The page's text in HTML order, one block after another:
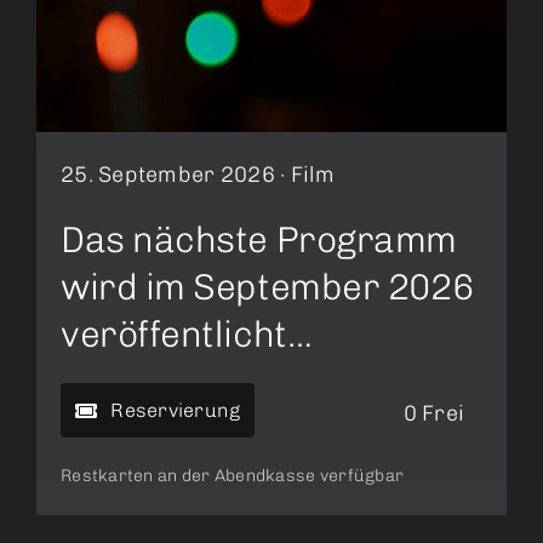
25. September 2026 · Film
Das nächste Programm
wird im September 2026
veröffentlicht…
Reservierung 0 Frei
Restkarten an der Abendkasse verfügbar